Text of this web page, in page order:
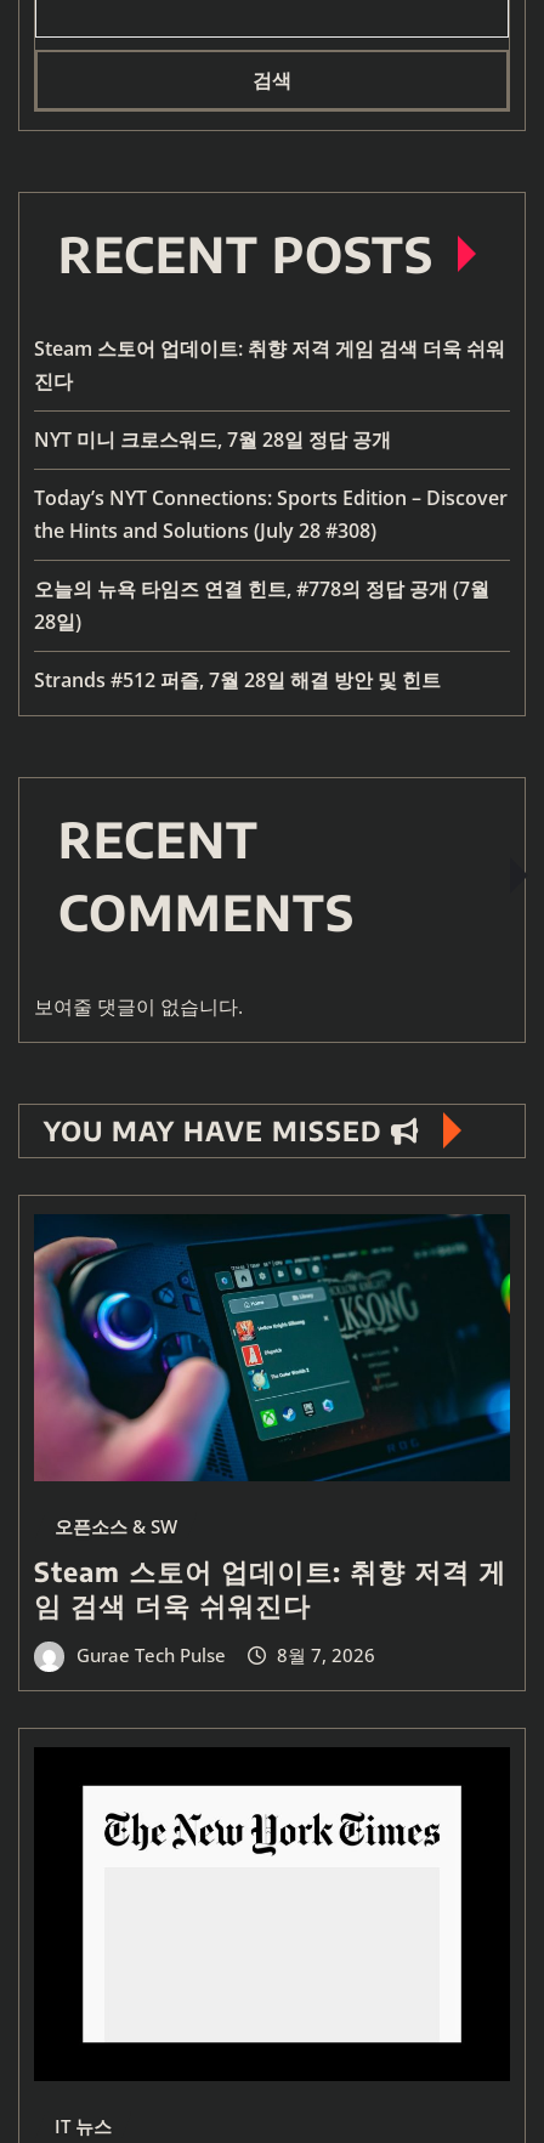
검색
RECENT POSTS
Steam 스토어 업데이트: 취향 저격 게임 검색 더욱 쉬워
진다
NYT 미니 크로스워드, 7월 28일 정답 공개
Today’s NYT Connections: Sports Edition – Discover
the Hints and Solutions (July 28 #308)
오늘의 뉴욕 타임즈 연결 힌트, #778의 정답 공개 (7월
28일)
Strands #512 퍼즐, 7월 28일 해결 방안 및 힌트
RECENT
COMMENTS
보여줄 댓글이 없습니다.
YOU MAY HAVE MISSED
오픈소스 & SW
Steam 스토어 업데이트: 취향 저격 게
임 검색 더욱 쉬워진다
Gurae Tech Pulse 8월 7, 2026
IT 뉴스